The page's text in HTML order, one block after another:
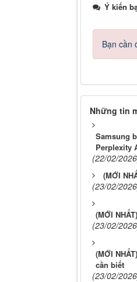
Ý kiến
Bạn cần
Những tin
Samsung
Perplexity
(22/02/
(MỚI
(23/02/
(MỚI
(23/02/
(MỚI
cần biết
(23/02/